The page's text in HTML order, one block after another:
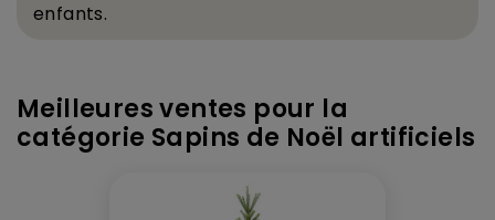
enfants.
Meilleures ventes pour la
catégorie Sapins de Noël artificiels